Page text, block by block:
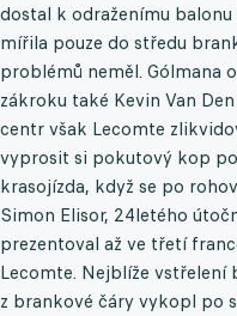
dostal k odraženímu
mířila pouze do středu
problémů neměl. Gólmana
zákroku také Kevin Van
centr však Lecomte
vyprosit si pokutový kop
krasojízda, když se po
Simon Elisor, 24letého
prezentoval až ve třetí
Lecomte. Nejblíže vstřelení
z brankové čáry vykopl po